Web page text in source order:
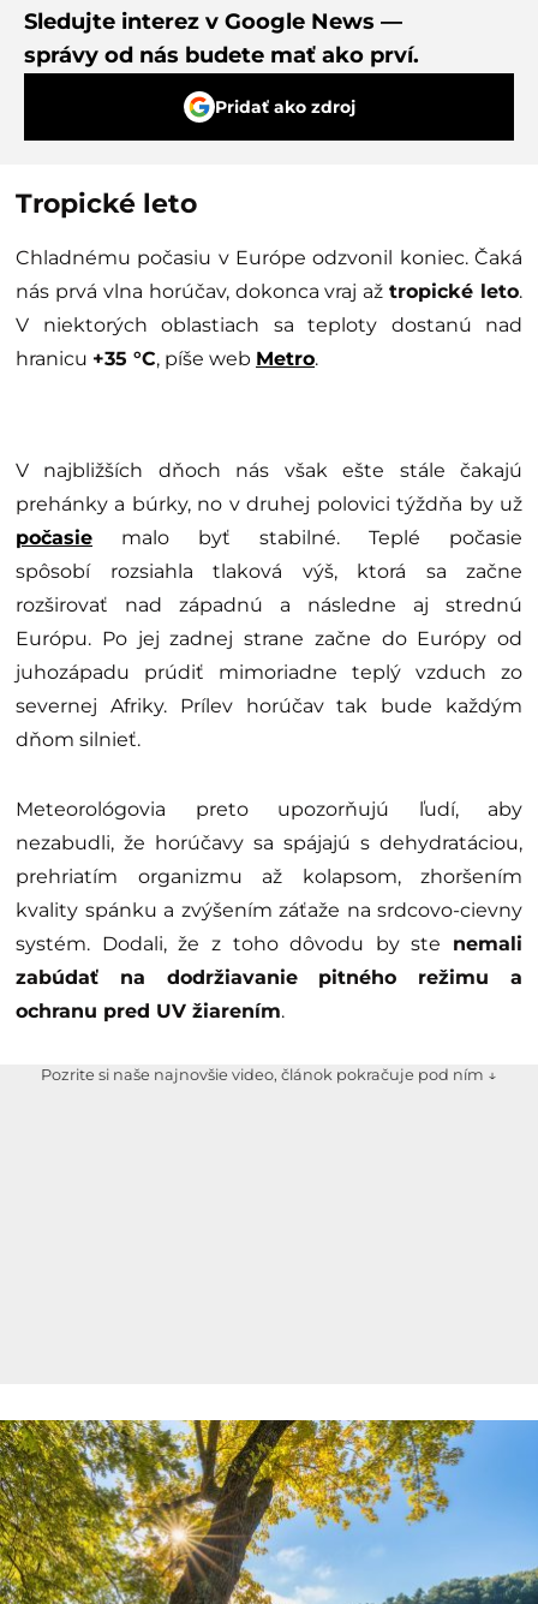
Sledujte interez v Google News —
správy od nás budete mať ako prví.
Pridať ako zdroj
Tropické leto
Chladnému počasiu v Európe odzvonil koniec. Čaká
nás prvá vlna horúčav, dokonca vraj ažtropické leto.
V niektorých oblastiach sa teploty dostanú nad
hranicu +35 °C, píše web Metro.
V najbližších dňoch nás však ešte stále čakajú
prehánky a búrky, no v druhej polovici týždňa by už
počasie malo byť stabilné. Teplé počasie
spôsobí rozsiahla tlaková výš, ktorá sa začne
rozširovať nad západnú a následne aj strednú
Európu. Po jej zadnej strane začne do Európy od
juhozápadu prúdiť mimoriadne teplý vzduch zo
severnej Afriky. Prílev horúčav tak bude každým
dňom silnieť.
Meteorológovia preto upozorňujú ľudí, aby
nezabudli, že horúčavy sa spájajú s dehydratáciou,
prehriatím organizmu až kolapsom, zhoršením
kvality spánku a zvýšením záťaže na srdcovo-cievny
systém. Dodali, že z toho dôvodu by ste nemali
zabúdať na dodržiavanie pitného režimu a
ochranu pred UV žiarením.
Pozrite si naše najnovšie video, článok pokračuje pod ním ↓